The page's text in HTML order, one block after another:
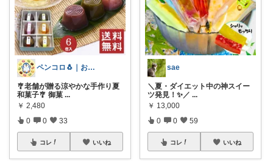
ペンコロ🐧｜お菓子・グルメ・ふるさと
🎐老舗が贈る涼やかな手作り夏
和菓子🎐 御菓 ...
￥ 2,480
0 0 33
コレ いいね
sae
＼夏・ダイエット中の神スイー
ツ発見！✨／ ...
￥ 13,000
0 0 59
コレ いいね